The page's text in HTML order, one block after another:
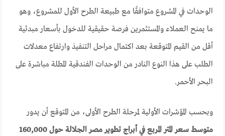
الوحدات في المشروع متوافقًا مع طبيعة الطرح الأول للمشروع، وهو
ما يمنح العملاء والمستثمرين فرصة حقيقية للدخول بأسعار مبدئية
أقل من القيم المتوقعة بعد اكتمال مراحل التنفيذ وارتفاع معدلات
الطلب على هذا النوع النادر من الوحدات الفندقية المطلة مباشرة على
البحر الأحمر.
وبحسب المؤشرات الأولية لمرحلة الطرح الأولى، من المتوقع أن يدور
متوسط سعر المتر المربع في أبراج تطوير مصر الجلالة حول 160,000